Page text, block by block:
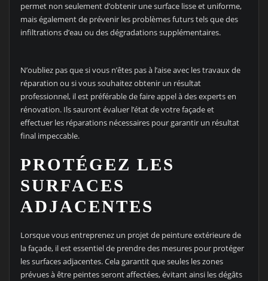
permet non seulement d’obtenir une surface lisse et uniforme,
mais également de prévenir les problèmes futurs tels que des
infiltrations d’eau ou des dégradations supplémentaires.
N’oubliez pas que si vous n’êtes pas à l’aise avec les travaux de
réparation ou si vous souhaitez obtenir un résultat
professionnel, il est préférable de faire appel à des experts en
rénovation. Ils sauront évaluer l’état de votre façade et
effectuer les réparations nécessaires pour garantir un résultat
final impeccable.
PROTÉGEZ LES
SURFACES
ADJACENTES
Lorsque vous entreprenez un projet de peinture extérieure de
la façade, il est essentiel de prendre des mesures pour protéger
les surfaces adjacentes. Cela garantit que seules les zones
prévues à être peintes seront affectées, évitant ainsi les dégâts